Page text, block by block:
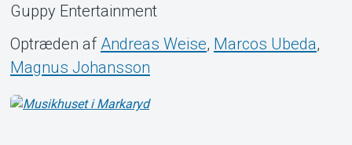
Guppy Entertainment
Optræden af Andreas Weise, Marcos Ubeda,
Magnus Johansson